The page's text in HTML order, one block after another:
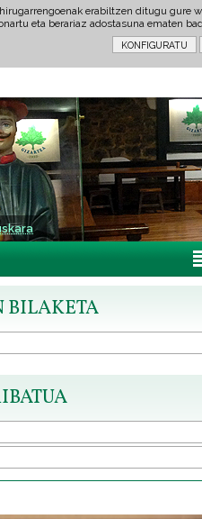
erabiltzen ditugu gure
eta berariaz adostasuna ematen
BILAKETA